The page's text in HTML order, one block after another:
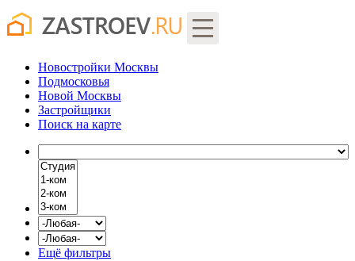
Новостройки Москвы
Подмосковья
Новой Москвы
Застройщики
Поиск на карте
Ещё фильтры